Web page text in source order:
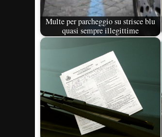
Multe per parcheggio su strisce blu
quasi sempre illegittime